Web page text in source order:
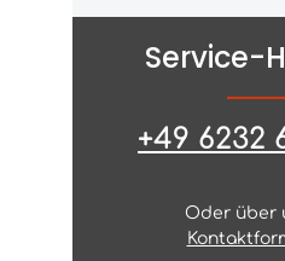
Service-
+49 6232
Oder über